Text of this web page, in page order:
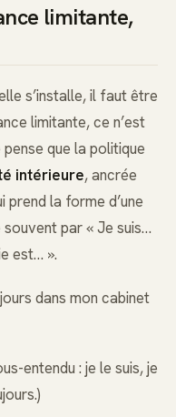
limitante,
s’installe, il faut être
limitante, ce n’est
pense que la politique
intérieure, ancrée
la forme d’une
par « Je suis…
est… ».
dans mon cabinet
entendu : je le suis, je